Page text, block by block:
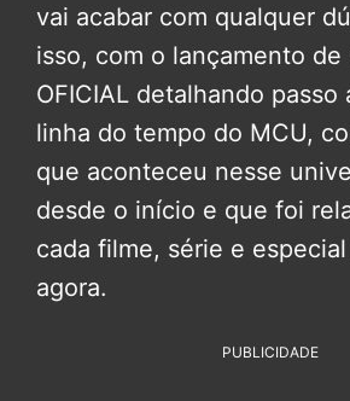
vai acabar com qualquer
isso, com o lançamento de
OFICIAL detalhando passo
linha do tempo do MCU,
que aconteceu nesse
desde o início e que foi
cada filme, série e
agora.
PUBLICIDADE